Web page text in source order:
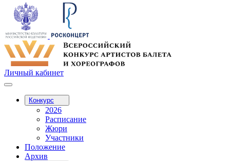
Личный кабинет
Конкурс
2026
Расписание
Жюри
Участники
Положение
Архив